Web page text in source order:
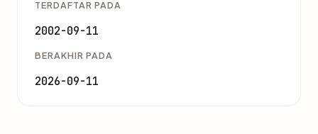
TERDAFTAR PADA
2002-09-11
BERAKHIR PADA
2026-09-11